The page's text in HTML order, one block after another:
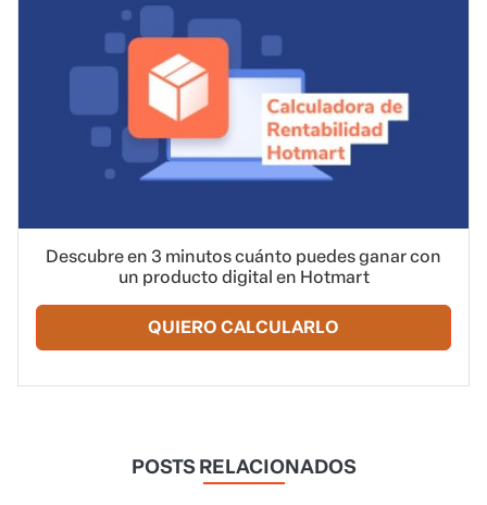
Descubre en 3 minutos cuánto puedes ganar con
un producto digital en Hotmart
QUIERO CALCULARLO
POSTS RELACIONADOS